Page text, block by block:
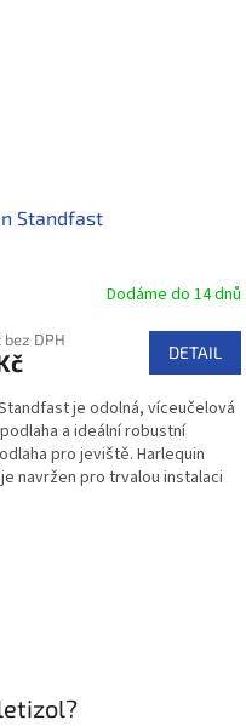
Standfast
Dodáme do 14 dnů
bez DPH
DETAIL
je odolná, víceučelová
a ideální robustní
pro jeviště. Harlequin
navržen pro trvalou instalaci